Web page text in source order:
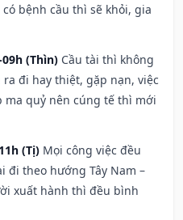
bệnh cầu thì sẽ khỏi, gia
(Thìn) Cầu tài thì không
đi hay thiệt, gặp nạn, việc
quỷ nên cúng tế thì mới
(Tị) Mọi công việc đều
đi theo hướng Tây Nam –
xuất hành thì đều bình